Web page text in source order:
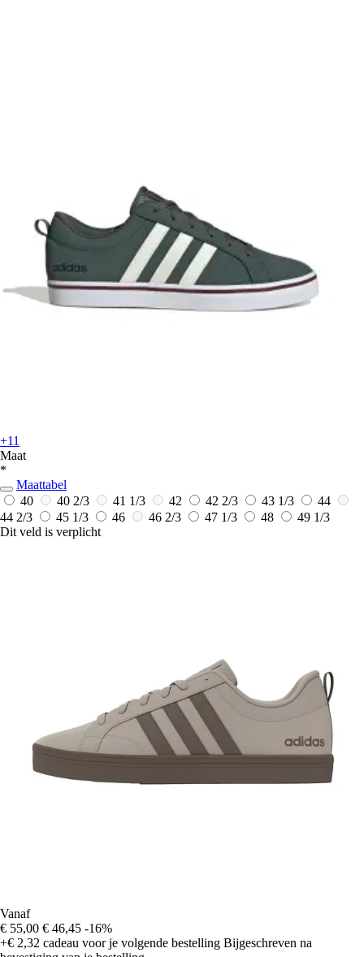
+11
Maat
*
Maattabel
40
40 2/3 41 1/3 42 42 2/3 43 1/3
44
44 2/3
45 1/3 46 46 2/3 47 1/3 48
49 1/3
Dit veld is verplicht
Vanaf
€ 55,00 € 46,45 -16%
+€ 2,32 cadeau voor je volgende bestelling Bijgeschreven na